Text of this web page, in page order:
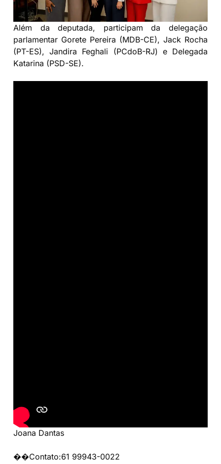
Além da deputada, participam da delegação
parlamentar Gorete Pereira (MDB-CE), Jack Rocha
(PT-ES), Jandira Feghali (PCdoB-RJ) e Delegada
Katarina (PSD-SE).
Joana Dantas
��Contato:61 99943-0022